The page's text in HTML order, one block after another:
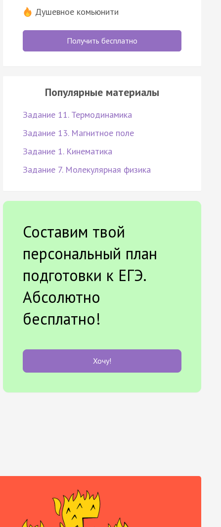
Душевное комьюнити
Получить бесплатно
Популярные материалы
Задание 11. Термодинамика
Задание 13. Магнитное поле
Задание 1. Кинематика
Задание 7. Молекулярная физика
Составим твой
персональный план
подготовки к ЕГЭ.
Абсолютно
бесплатно!
Хочу!